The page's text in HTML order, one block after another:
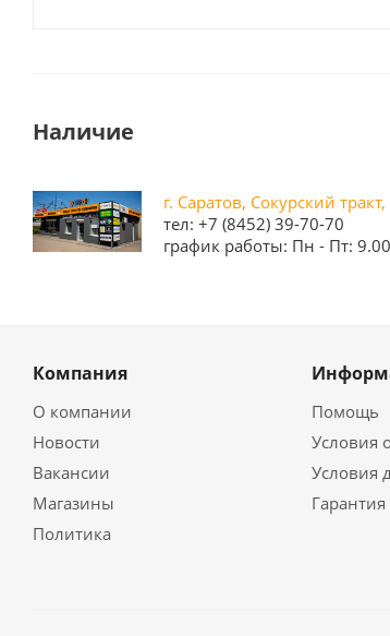
Наличие
г. Саратов, Сокурский
тел: +7 (8452) 39-70-70
график работы: Пн - Пт:
Компания
О компании
Новости
Вакансии
Магазины
Политика
Помощь
Условия
Условия